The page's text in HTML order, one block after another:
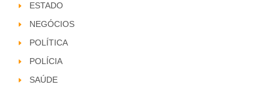
ESTADO
NEGÓCIOS
POLÍTICA
POLÍCIA
SAÚDE